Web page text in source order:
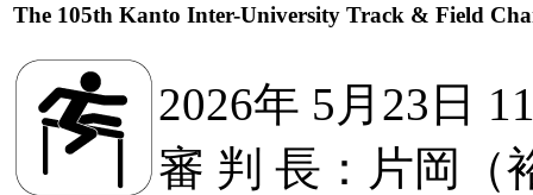
The 105th Kanto Inter-University Track & Field
2026年 5月23日
審 判 長：片岡（